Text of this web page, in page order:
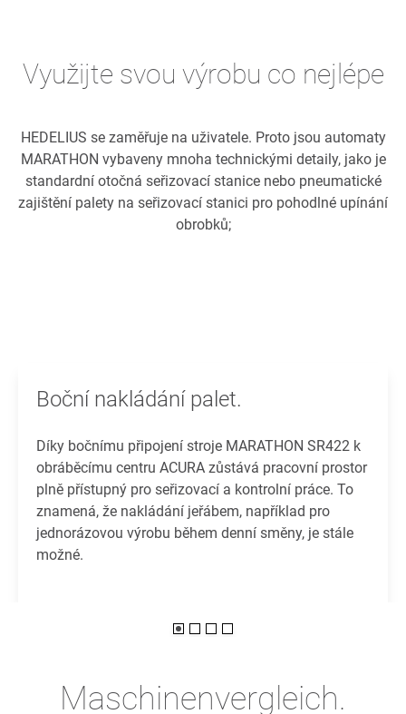
Využijte svou výrobu co nejlépe
HEDELIUS se zaměřuje na uživatele. Proto jsou automaty
MARATHON vybaveny mnoha technickými detaily, jako je
standardní otočná seřizovací stanice nebo pneumatické
zajištění palety na seřizovací stanici pro pohodlné upínání
obrobků;
Boční nakládání palet.
Díky bočnímu připojení stroje MARATHON SR422 k
obráběcímu centru ACURA zůstává pracovní prostor
plně přístupný pro seřizovací a kontrolní práce. To
znamená, že nakládání jeřábem, například pro
jednorázovou výrobu během denní směny, je stále
možné.
Maschinenvergleich.